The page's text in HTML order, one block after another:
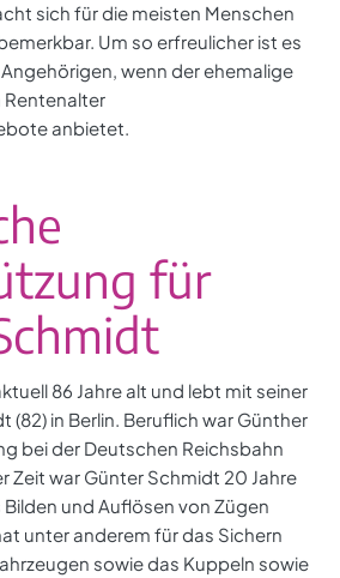
sich für die meisten Menschen
Um so erfreulicher ist es
wenn der ehemalige
anbietet.
für
86 Jahre alt und lebt mit seiner
(82) in Berlin. Beruflich war Günther
bei der Deutschen Reichsbahn
Zeit war Günter Schmidt 20 Jahre
Bilden und Auflösen von Zügen
unter anderem für das Sichern
sowie das Kuppeln sowie